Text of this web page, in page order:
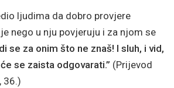
ljudima da dobro provjere
nego u nju povjeruju i za njom se
se za onim što ne znaš! I sluh, i vid,
se zaista odgovarati.” (Prijevod
36.)